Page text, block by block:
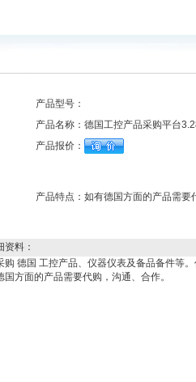
产品型号：
产品名称： 德国工控产品采购平台
产品报价：
产品特点： 如有德国方面的产品需要
资料：
德国 工控产品、仪器仪表及备品备件等
方面的产品需要代购，沟通、合作。